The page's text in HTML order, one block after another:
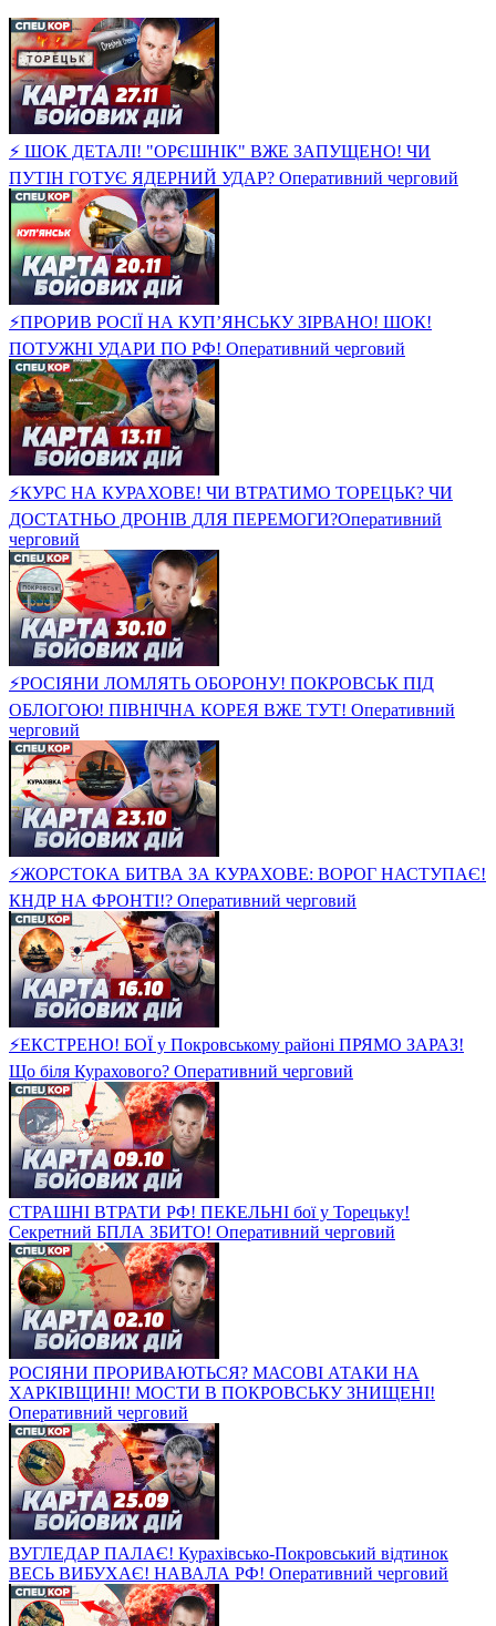
⚡ ШОК ДЕТАЛІ! "ОРЄШНІК" ВЖЕ ЗАПУЩЕНО! ЧИ
ПУТІН ГОТУЄ ЯДЕРНИЙ УДАР? Оперативний черговий
⚡ПРОРИВ РОСІЇ НА КУП’ЯНСЬКУ ЗІРВАНО! ШОК!
ПОТУЖНІ УДАРИ ПО РФ! Оперативний черговий
⚡️КУРС НА КУРАХОВЕ! ЧИ ВТРАТИМО ТОРЕЦЬК? ЧИ
ДОСТАТНЬО ДРОНІВ ДЛЯ ПЕРЕМОГИ?Оперативний
черговий
⚡️РОСІЯНИ ЛОМЛЯТЬ ОБОРОНУ! ПОКРОВСЬК ПІД
ОБЛОГОЮ! ПІВНІЧНА КОРЕЯ ВЖЕ ТУТ! Оперативний
черговий
⚡️ЖОРСТОКА БИТВА ЗА КУРАХОВЕ: ВОРОГ НАСТУПАЄ!
КНДР НА ФРОНТІ!? Оперативний черговий
⚡️ЕКСТРЕНО! БОЇ у Покровському районі ПРЯМО ЗАРАЗ!
Що біля Курахового? Оперативний черговий
СТРАШНІ ВТРАТИ РФ! ПЕКЕЛЬНІ бої у Торецьку!
Секретний БПЛА ЗБИТО! Оперативний черговий
РОСІЯНИ ПРОРИВАЮТЬСЯ? МАСОВІ АТАКИ НА
ХАРКІВЩИНІ! МОСТИ В ПОКРОВСЬКУ ЗНИЩЕНІ!
Оперативний черговий
ВУГЛЕДАР ПАЛАЄ! Курахівсько-Покровський відтинок
ВЕСЬ ВИБУХАЄ! НАВАЛА РФ! Оперативний черговий